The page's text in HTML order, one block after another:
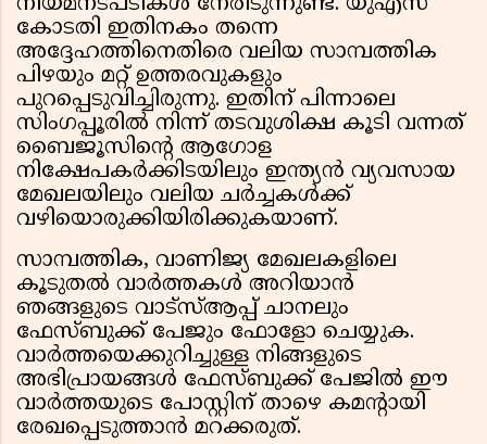
കോടതി ഇതിനകം തന്നെ
അദ്ദേഹത്തിനെതിരെ വലിയ സാമ്പത്തിക
പിഴയും മറ്റ് ഉത്തരവുകളും
പുറപ്പെടുവിച്ചിരുന്നു. ഇതിന് പിന്നാലെ
സിംഗപ്പൂരിൽ നിന്ന് തടവുശിക്ഷ കൂടി വന്നത്
ബൈജൂസിന്റെ ആഗോള
നിക്ഷേപകർക്കിടയിലും ഇന്ത്യൻ വ്യവസായ
മേഖലയിലും വലിയ ചർച്ചകൾക്ക്
വഴിയൊരുക്കിയിരിക്കുകയാണ്.
സാമ്പത്തിക, വാണിജ്യ മേഖലകളിലെ
കൂടുതൽ വാർത്തകൾ അറിയാൻ
ഞങ്ങളുടെ വാട്സ്ആപ്പ് ചാനലും
ഫേസ്ബുക്ക് പേജും ഫോളോ ചെയ്യുക.
വാർത്തയെക്കുറിച്ചുള്ള നിങ്ങളുടെ
അഭിപ്രായങ്ങൾ ഫേസ്ബുക്ക് പേജിൽ ഈ
വാർത്തയുടെ പോസ്റ്റിന് താഴെ കമന്റായി
രേഖപ്പെടുത്താൻ മറക്കരുത്.